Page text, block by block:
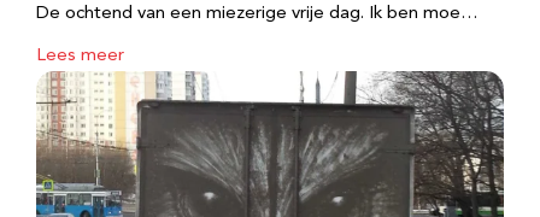
De ochtend van een miezerige vrije dag. Ik ben moe…
Lees meer